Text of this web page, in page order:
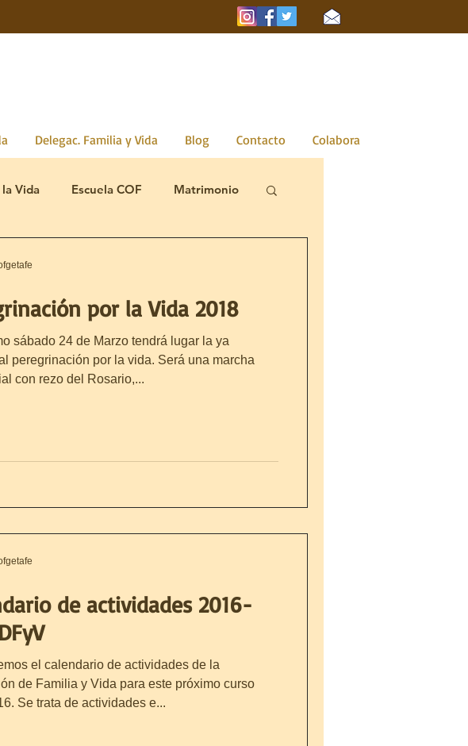
Delegac. Familia y Vida Blog Contacto Colabora
Vida Escuela COF Matrimonio
por la Vida 2018
sábado 24 de Marzo tendrá lugar la ya
peregrinación por la vida. Será una marcha
con rezo del Rosario,...
de actividades 2016-
el calendario de actividades de la
de Familia y Vida para este próximo curso
Se trata de actividades e...